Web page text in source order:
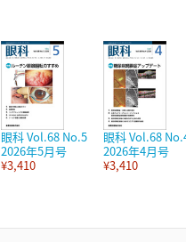
眼科 Vol.68 No.5
2026年5月号
¥3,410
眼科 Vol.68
2026年4月号
¥3,410